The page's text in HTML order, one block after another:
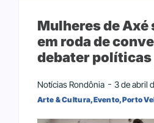
Mulheres de Axé
em roda de
debater
Notícias Rondônia 3 de abril
Arte & Cultura,Evento,Porto